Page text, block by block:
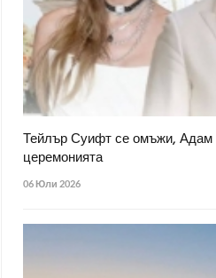
Тейлър Суифт се омъжи,
церемонията
06 Юли 2026